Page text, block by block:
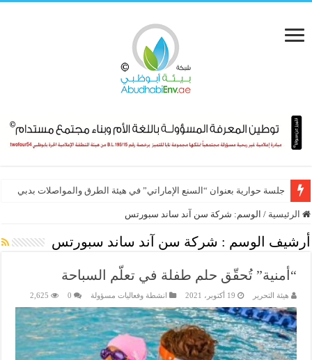
جلسة حوارية بعنوان “السنع الإماراتي” في هيئة الطرق والمواصلات بدبي
الرئيسية / الوسم: شركة سن آند ساند سبورتس
أرشيف الوسم : شركة سن آند ساند سبورتس
“أمنية” تُحقّق حلم طفلة في تعلّم السباحة
هيئة التحرير 19 أكتوبر، 2021 انشطة وفعاليات مسؤولة 0
2,625